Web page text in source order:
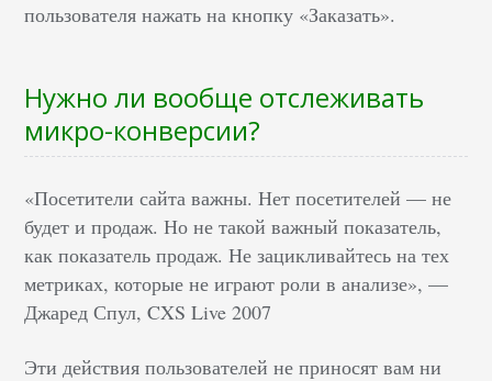
пользователя нажать на кнопку «Заказать».
Нужно ли вообще отслеживать
микро-конверсии?
«Посетители сайта важны. Нет посетителей — не
будет и продаж. Но не такой важный показатель,
как показатель продаж. Не зацикливайтесь на тех
метриках, которые не играют роли в анализе», —
Джаред Спул, CXS Live 2007
Эти действия пользователей не приносят вам ни